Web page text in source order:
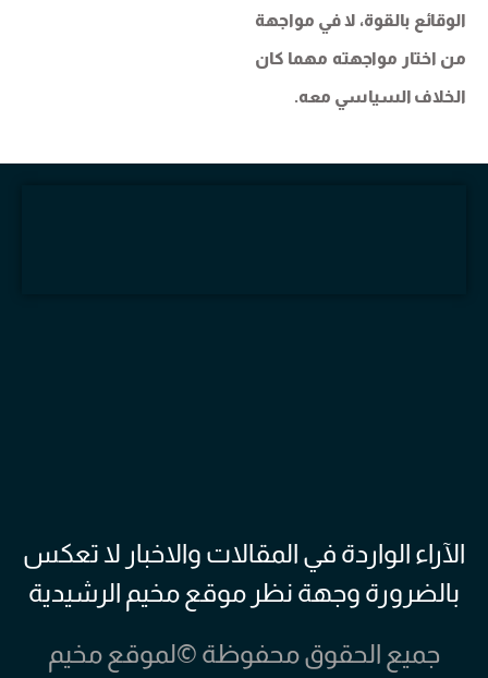
الوقائع بالقوة، لا في مواجهة
من اختار مواجهته مهما كان
الخلاف السياسي معه.
الآراء الواردة في المقالات والاخبار لا تعكس
بالضرورة وجهة نظر موقع مخيم الرشيدية
جميع الحقوق محفوظة ©لموقع مخيم